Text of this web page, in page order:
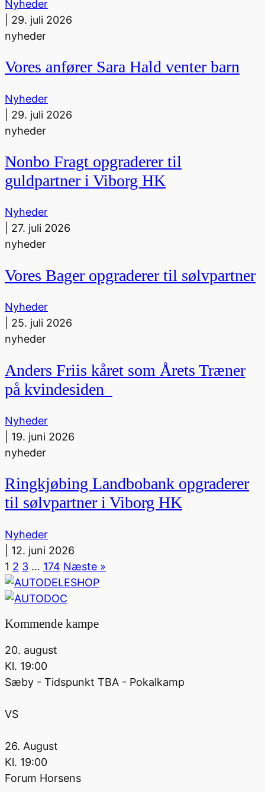
Nyheder
29. juli 2026
nyheder
Vores anfører Sara Hald venter barn
Nyheder
29. juli 2026
nyheder
Nonbo Fragt opgraderer til
guldpartner i Viborg HK
Nyheder
27. juli 2026
nyheder
Vores Bager opgraderer til sølvpartner
Nyheder
25. juli 2026
nyheder
Anders Friis kåret som Årets Træner
på kvindesiden
Nyheder
19. juni 2026
nyheder
Ringkjøbing Landbobank opgraderer
til sølvpartner i Viborg HK
Nyheder
12. juni 2026
1 2 3 … 174 Næste »
Kommende kampe
20. august
Kl. 19:00
Sæby - Tidspunkt TBA - Pokalkamp
VS
26. August
Kl. 19:00
Forum Horsens